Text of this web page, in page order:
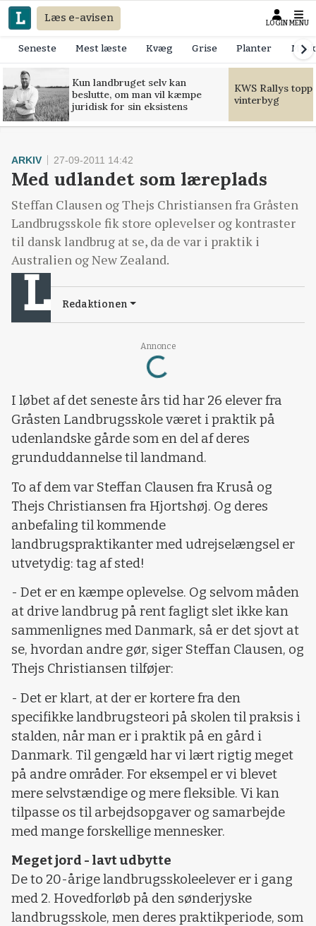
Læs e-avisen LOGIN MENU
Seneste Mest læste Kvæg Grise Planter
Kun landbruget selv kan
beslutte, om man vil kæmpe
juridisk for sin eksistens
KWS Rallys
vinterbyg
Annonce
Loading...
ARKIV 27-09-2011 14:42
Med udlandet som læreplads
Steffan Clausen og Thejs Christiansen fra Gråsten
Landbrugsskole fik store oplevelser og kontraster
til dansk landbrug at se, da de var i praktik i
Australien og New Zealand.
Redaktionen
I løbet af det seneste års tid har 26 elever fra
Gråsten Landbrugsskole været i praktik på
udenlandske gårde som en del af deres
grunduddannelse til landmand.
To af dem var Steffan Clausen fra Kruså og
Thejs Christiansen fra Hjortshøj. Og deres
anbefaling til kommende
landbrugspraktikanter med udrejselængsel er
utvetydig: tag af sted!
- Det er en kæmpe oplevelse. Og selvom måden
at drive landbrug på rent fagligt slet ikke kan
sammenlignes med Danmark, så er det sjovt at
se, hvordan andre gør, siger Steffan Clausen, og
Thejs Christiansen tilføjer:
- Det er klart, at der er kortere fra den
specifikke landbrugsteori på skolen til praksis i
stalden, når man er i praktik på en gård i
Danmark. Til gengæld har vi lært rigtig meget
på andre områder. For eksempel er vi blevet
mere selvstændige og mere fleksible. Vi kan
tilpasse os til arbejdsopgaver og samarbejde
med mange forskellige mennesker.
Meget jord - lavt udbytte
De to 20-årige landbrugsskoleelever er i gang
med 2. Hovedforløb på den sønderjyske
landbrugsskole, men deres praktikperiode, som